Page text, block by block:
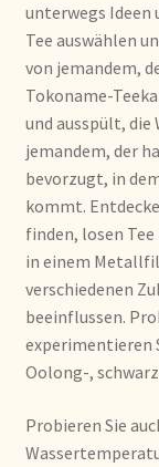
Contacto
Current price list
Declaración de
Déclaration de
Expédition et
unterwegs Ideen
Tee auswählen
von jemandem,
Tokoname-
und ausspült, die
jemandem, der
bevorzugt, in
kommt.
finden, losen
in einem
verschiedenen
beeinflussen.
experimentieren
Oolong-,
Probieren Sie